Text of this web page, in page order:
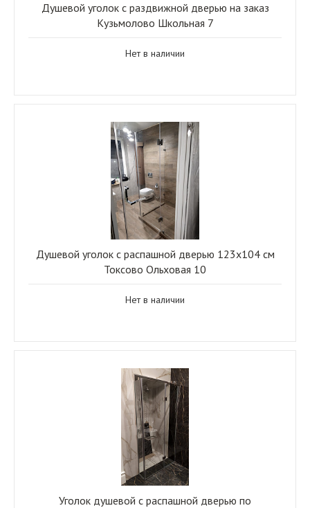
Нет в наличии
Душевой уголок с раздвижной дверью на заказ
Кузьмолово Школьная 7
Нет в наличии
Душевой уголок с распашной дверью 123x104 см
Токсово Ольховая 10
Уголок душевой с распашной дверью по